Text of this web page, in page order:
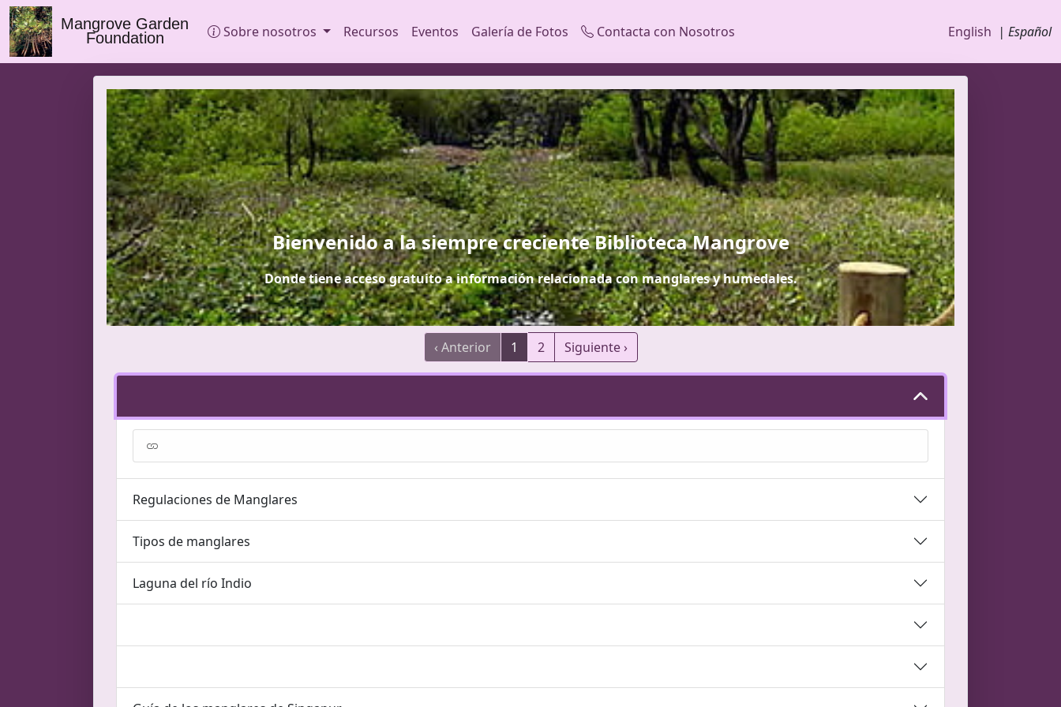
Mangrove Garden
Foundation
Sobre nosotros Recursos Eventos Galería de Fotos Contacta con Nosotros English | Español
Bienvenido a la siempre creciente Biblioteca Mangrove
Donde tiene acceso gratuito a información relacionada con manglares y humedales.
‹ Anterior 1 2 Siguiente ›
Regulaciones de Manglares
Tipos de manglares
Laguna del río Indio